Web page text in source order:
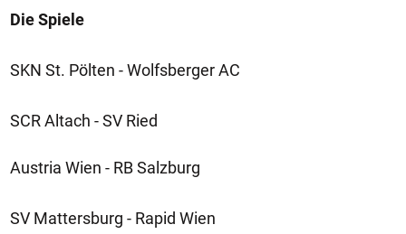
Die Spiele
SKN St. Pölten - Wolfsberger AC
SCR Altach - SV Ried
Austria Wien - RB Salzburg
SV Mattersburg - Rapid Wien